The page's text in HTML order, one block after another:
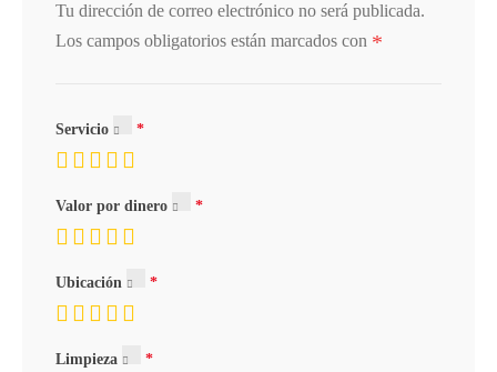
Tu dirección de correo electrónico no será publicada.
Los campos obligatorios están marcados con *
Servicio
Valor por dinero
Ubicación
Limpieza